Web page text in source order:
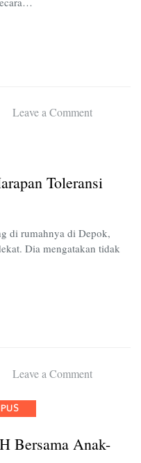
Leave a Commenton
Ada
Toleransi
Toleransi
di rumahnya di Depok,
Dia mengatakan tidak
Leave a Commenton
FH
Bersama Anak-